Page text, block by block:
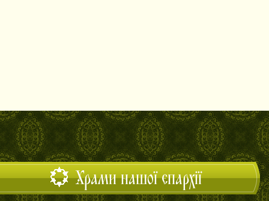
Храми нашої єпархії